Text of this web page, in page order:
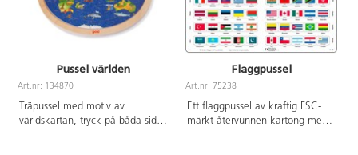
Pussel världen
Art.nr: 134870
Träpussel med motiv av
världskartan, tryck på båda sidor.
Flaggpussel
Art.nr: 75238
Ett flaggpussel av kraftig FSC-
märkt återvunnen kartong med